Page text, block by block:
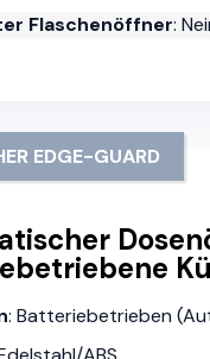
Flaschenöffner:
EDGE-GUARD
: Batteriebetrieben